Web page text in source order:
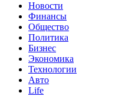
Новости
Финансы
Общество
Политика
Бизнес
Экономика
Технологии
Авто
Life